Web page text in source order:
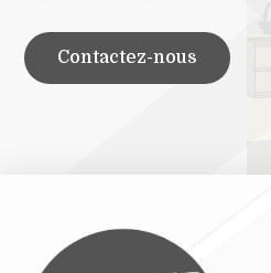
Contactez-nous